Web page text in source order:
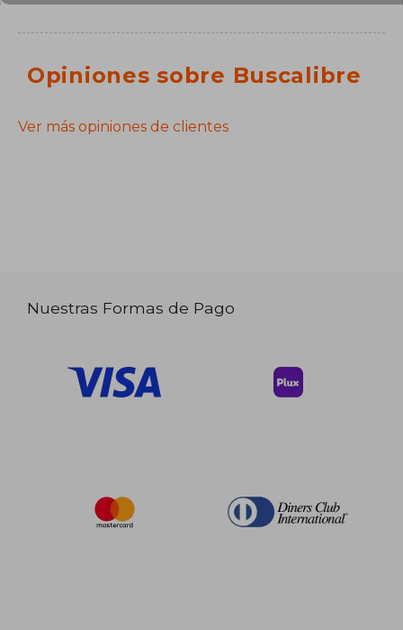
Opiniones sobre Buscalibre
Ver más opiniones de clientes
Nuestras Formas de Pago